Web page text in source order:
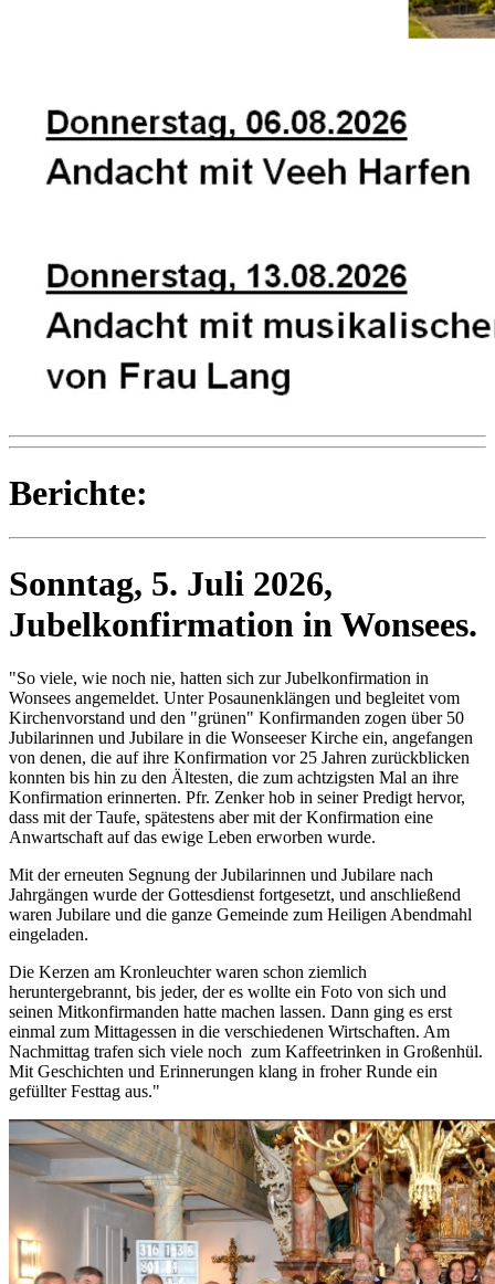
Berichte:
Sonntag, 5. Juli 2026,
Jubelkonfirmation in Wonsees.
"So viele, wie noch nie, hatten sich zur Jubelkonfirmation in
Wonsees angemeldet. Unter Posaunenklängen und begleitet vom
Kirchenvorstand und den "grünen" Konfirmanden zogen über 50
Jubilarinnen und Jubilare in die Wonseeser Kirche ein, angefangen
von denen, die auf ihre Konfirmation vor 25 Jahren zurückblicken
konnten bis hin zu den Ältesten, die zum achtzigsten Mal an ihre
Konfirmation erinnerten. Pfr. Zenker hob in seiner Predigt hervor,
dass mit der Taufe, spätestens aber mit der Konfirmation eine
Anwartschaft auf das ewige Leben erworben wurde.
Mit der erneuten Segnung der Jubilarinnen und Jubilare nach
Jahrgängen wurde der Gottesdienst fortgesetzt, und anschließend
waren Jubilare und die ganze Gemeinde zum Heiligen Abendmahl
eingeladen.
Die Kerzen am Kronleuchter waren schon ziemlich
heruntergebrannt, bis jeder, der es wollte ein Foto von sich und
seinen Mitkonfirmanden hatte machen lassen. Dann ging es erst
einmal zum Mittagessen in die verschiedenen Wirtschaften. Am
Nachmittag trafen sich viele noch zum Kaffeetrinken in Großenhül.
Mit Geschichten und Erinnerungen klang in froher Runde ein
gefüllter Festtag aus."